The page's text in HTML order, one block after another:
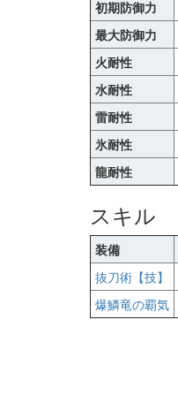
初期防御力
最大防御力
火耐性
水耐性
雷耐性
氷耐性
龍耐性
スキル
装備
抜刀術【技】
爆鱗竜の覇気